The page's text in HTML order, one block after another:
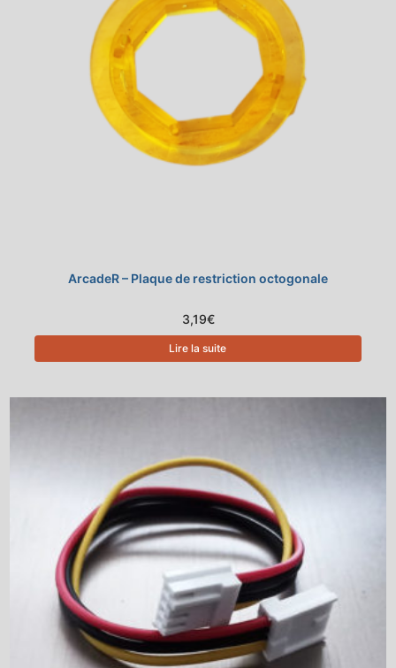
ArcadeR – Plaque de restriction octogonale
3,19€
Lire la suite